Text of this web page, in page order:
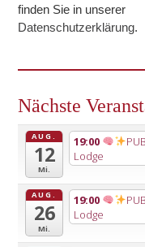
finden Sie in unserer
Datenschutzerklärung.
Nächste
AUG.
12
Mi.
19:00
Lodge
AUG.
26
Mi.
19:00
Lodge